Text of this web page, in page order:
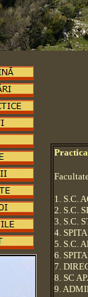
1. S.C.
2. S.C.
3. S.C.
4.
5. S.C.
6.
7.
8. SC
9.